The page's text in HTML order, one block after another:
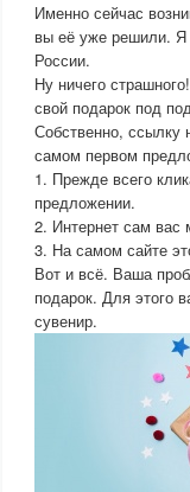
Именно сейчас
вы её уже решили. Я
России.
Ну ничего
свой подарок под
Собственно,
самом первом
1. Прежде всего
предложении.
2. Интернет сам
3. На самом сайте
Вот и всё. Ваша
подарок. Для этого
сувенир.